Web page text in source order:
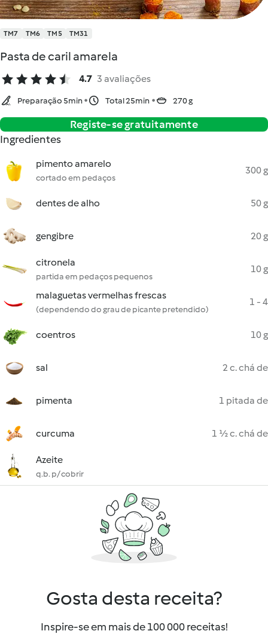
TM7 TM6 TM5 TM31
Pasta de caril amarela
4.7 3 avaliações
Preparação 5min Total 25min 270 g
Registe-se gratuitamente
Ingredientes
pimento amarelo
cortado em pedaços
300 g
dentes de alho 50 g
gengibre 20 g
citronela
partida em pedaços pequenos
10 g
malaguetas vermelhas frescas
(dependendo do grau de picante pretendido)
1 - 4
coentros 10 g
sal 2 c. chá de
pimenta 1 pitada de
curcuma 1 ½ c. chá de
Azeite
q.b. p/ cobrir
Gosta desta receita?
Inspire-se em mais de 100 000 receitas!